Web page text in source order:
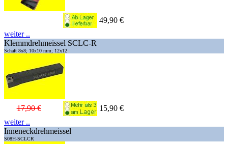
49,90 €
weiter ..
Klemmdrehmeissel SCLC-R
Schaft 8x8; 10x10 mm; 12x12
17,90 €
15,90 €
weiter ..
Inneneckdrehmeissel
S08H-SCLCR